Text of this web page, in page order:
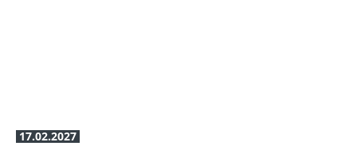
17.02.2027